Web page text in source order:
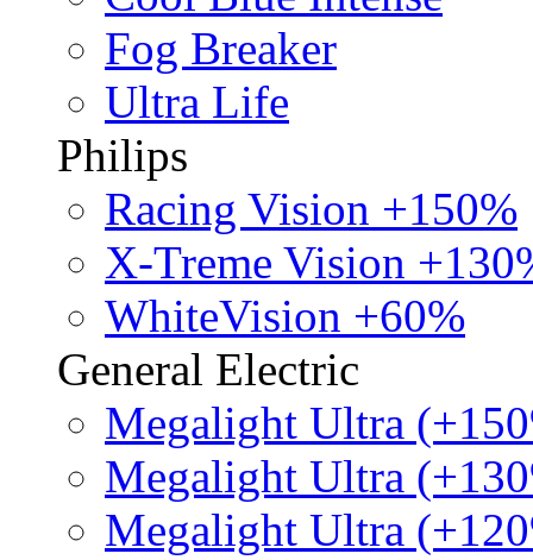
Fog Breaker
Ultra Life
Philips
Racing Vision +150%
X-Treme Vision
WhiteVision +60%
General Electric
Megalight Ultra
Megalight Ultra
Megalight Ultra